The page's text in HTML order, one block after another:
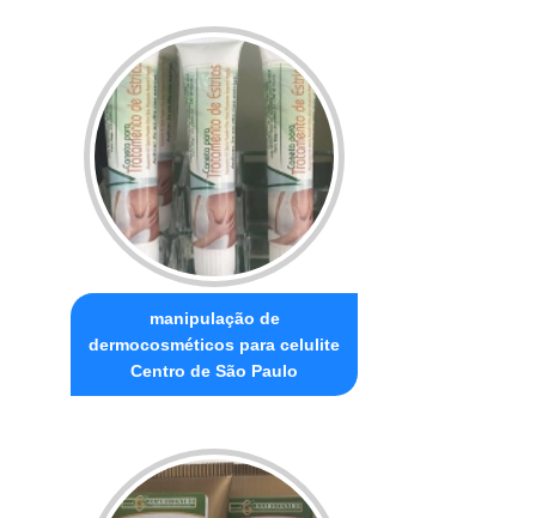
manipulação de
dermocosméticos para celulite
Centro de São Paulo